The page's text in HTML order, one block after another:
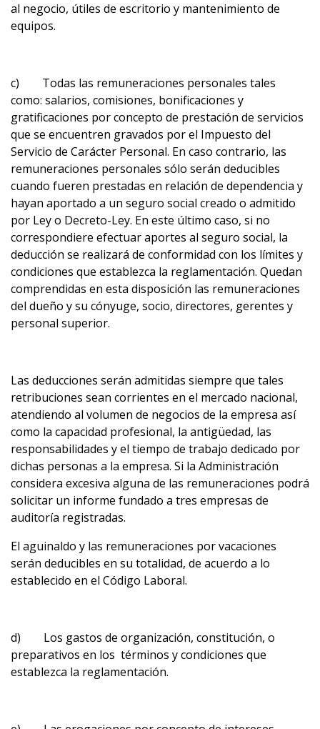
al negocio, útiles de escritorio y mantenimiento de
equipos.
c) Todas las remuneraciones personales tales
como: salarios, comisiones, bonificaciones y
gratificaciones por concepto de prestación de servicios
que se encuentren gravados por el Impuesto del
Servicio de Carácter Personal. En caso contrario, las
remuneraciones personales sólo serán deducibles
cuando fueren prestadas en relación de dependencia y
hayan aportado a un seguro social creado o admitido
por Ley o Decreto-Ley. En este último caso, si no
correspondiere efectuar aportes al seguro social, la
deducción se realizará de conformidad con los límites y
condiciones que establezca la reglamentación. Quedan
comprendidas en esta disposición las remuneraciones
del dueño y su cónyuge, socio, directores, gerentes y
personal superior.
Las deducciones serán admitidas siempre que tales
retribuciones sean corrientes en el mercado nacional,
atendiendo al volumen de negocios de la empresa así
como la capacidad profesional, la antigüedad, las
responsabilidades y el tiempo de trabajo dedicado por
dichas personas a la empresa. Si la Administración
considera excesiva alguna de las remuneraciones podrá
solicitar un informe fundado a tres empresas de
auditoría registradas.
El aguinaldo y las remuneraciones por vacaciones
serán deducibles en su totalidad, de acuerdo a lo
establecido en el Código Laboral.
d) Los gastos de organización, constitución, o
preparativos en los términos y condiciones que
establezca la reglamentación.